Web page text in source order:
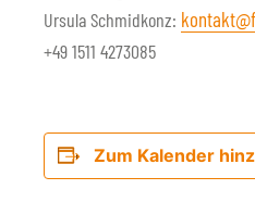
Ursula Schmidkonz:
+49 1511 4273085
Zum Kalender